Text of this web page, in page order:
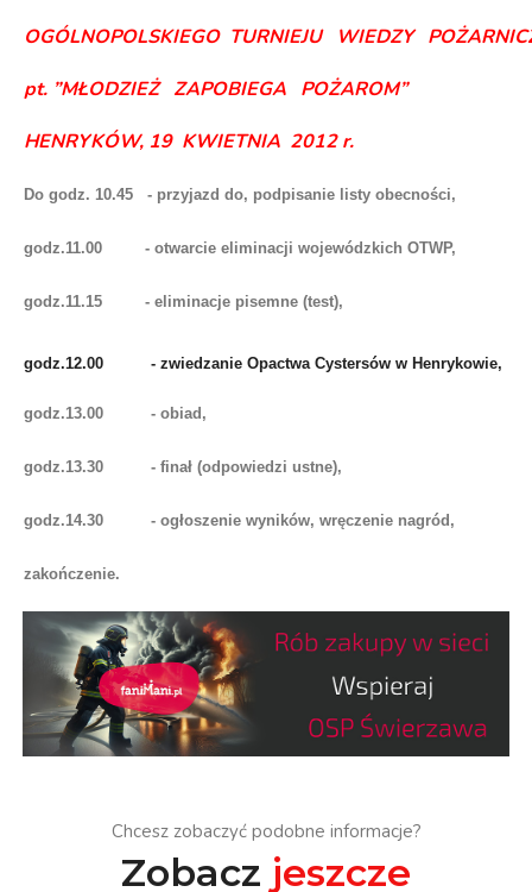
OGÓLNOPOLSKIEGO TURNIEJU WIEDZY
pt. ”MŁODZIEŻ ZAPOBIEGA POŻAROM”
HENRYKÓW, 19 KWIETNIA 2012 r.
Do godz. 10.45 - przyjazd do, podpisanie listy obecności,
godz.11.00 - otwarcie eliminacji wojewódzkich OTWP,
godz.11.15 - eliminacje pisemne (test),
godz.12.00 - zwiedzanie Opactwa Cystersów w Henrykowie,
godz.13.00 - obiad,
godz.13.30 - finał (odpowiedzi ustne),
godz.14.30 - ogłoszenie wyników, wręczenie nagród,
zakończenie.
Chcesz zobaczyć podobne informacje?
Zobacz jeszcze